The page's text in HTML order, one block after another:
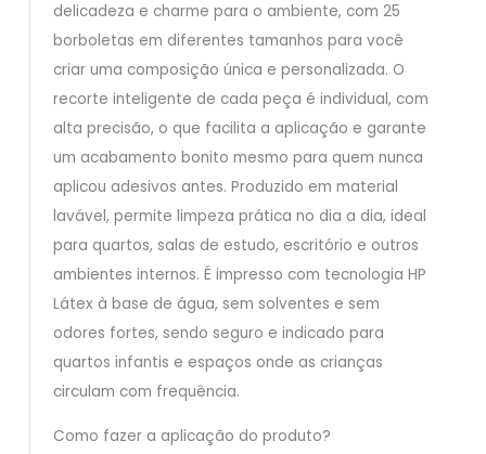
delicadeza e charme para o ambiente, com 25
borboletas em diferentes tamanhos para você
criar uma composição única e personalizada. O
recorte inteligente de cada peça é individual, com
alta precisão, o que facilita a aplicação e garante
um acabamento bonito mesmo para quem nunca
aplicou adesivos antes. Produzido em material
lavável, permite limpeza prática no dia a dia, ideal
para quartos, salas de estudo, escritório e outros
ambientes internos. É impresso com tecnologia HP
Látex à base de água, sem solventes e sem
odores fortes, sendo seguro e indicado para
quartos infantis e espaços onde as crianças
circulam com frequência.
Como fazer a aplicação do produto?